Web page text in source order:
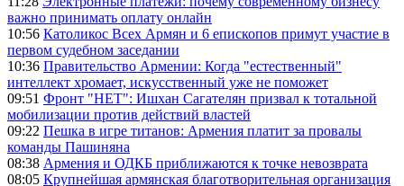
важно принимать оплату онлайн
10:56 Католикос Всех Армян и 6 епископов примут участие в
первом судебном заседании
10:36 Правительство Армении: Когда "естественный"
интеллект хромает, искусственный уже не поможет
09:51 Фронт "НЕТ": Ишхан Сагателян призвал к тотальной
мобилизации против действий властей
09:22 Пешка в игре титанов: Армения платит за провалы
команды Пашиняна
08:38 Армения и ОДКБ приближаются к точке невозврата
08:05 Крупнейшая армянская благотворительная организация